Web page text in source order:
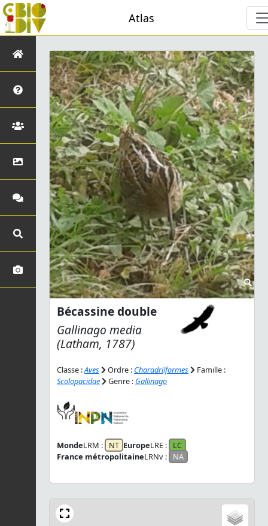
Atlas
Bécassine double
Gallinago media
(Latham, 1787)
Classe :Aves Ordre : Charadriiformes
Famille :
Scolopacidae
Genre : Gallinago
MondeLRM : NT EuropeLRE :
LC
France métropolitaineLRNv : NA